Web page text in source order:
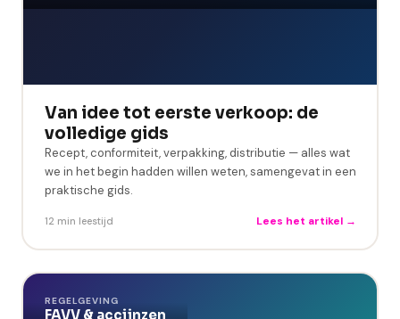
Van idee tot eerste verkoop: de
volledige gids
Recept, conformiteit, verpakking, distributie — alles wat
we in het begin hadden willen weten, samengevat in een
praktische gids.
12 min leestijd Lees het artikel →
REGELGEVING
FAVV & accijnzen